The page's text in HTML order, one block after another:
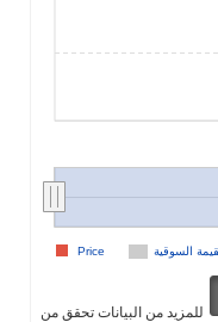
السوقية Price
للمزيد من البيانات تحقق من